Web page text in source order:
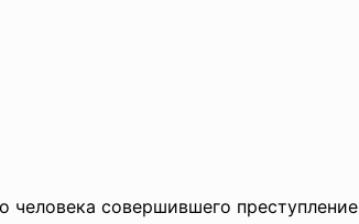
совершившего преступление